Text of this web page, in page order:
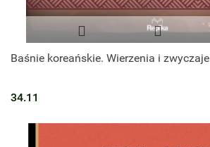
Baśnie koreańskie. Wierzenia i zwyczaje
34.11